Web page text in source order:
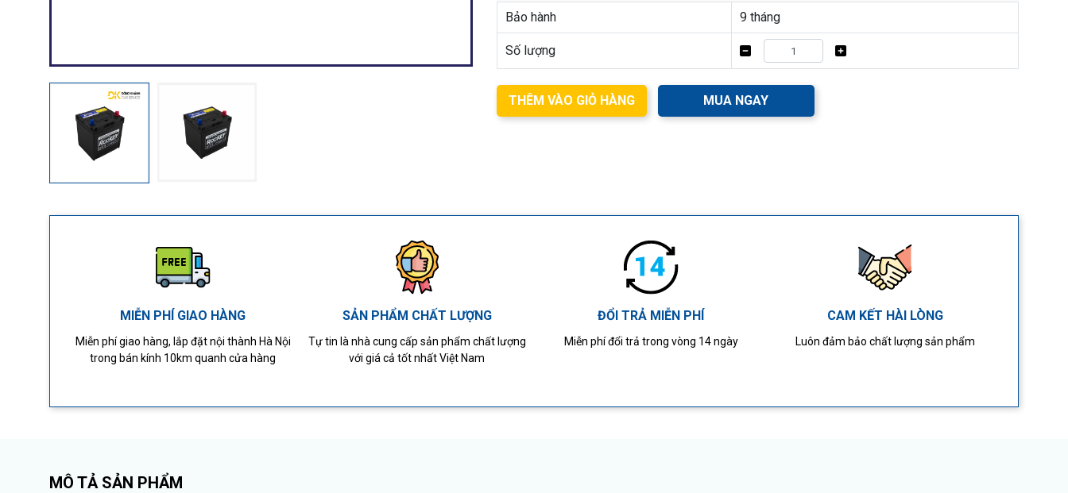
Bảo hành 9 tháng
Số lượng
THÊM VÀO GIỎ HÀNG MUA NGAY
MIỄN PHÍ GIAO HÀNG
Miễn phí giao hàng, lắp đặt nội thành Hà Nội
trong bán kính 10km quanh cửa hàng
SẢN PHẨM CHẤT LƯỢNG
Tự tin là nhà cung cấp sản phẩm chất lượng
với giá cả tốt nhất Việt Nam
ĐỔI TRẢ MIỄN PHÍ
Miễn phí đổi trả trong vòng 14 ngày
CAM KẾT HÀI LÒNG
Luôn đảm bảo chất lượng sản phẩm
MÔ TẢ SẢN PHẨM